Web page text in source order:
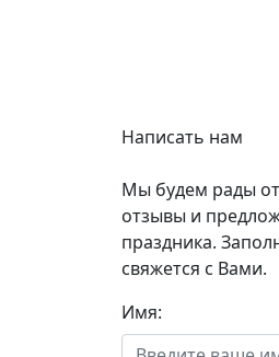
Написать нам
Мы будем рады
отзывы и
праздника.
свяжется с Вами.
Имя: